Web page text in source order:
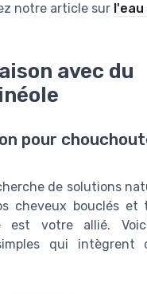
notre article sur
avec du
pour
de solutions
cheveux bouclés et
est votre allié.
qui intègrent